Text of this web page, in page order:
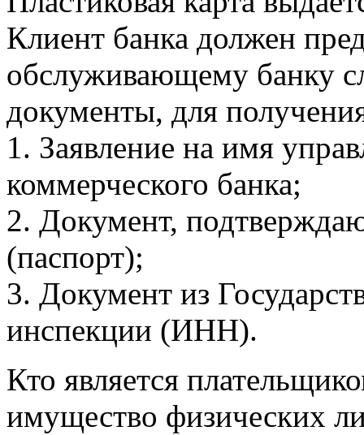
Клиент банка должен
обслуживающему банку
документы, для
1. Заявление на имя
коммерческого банка;
2. Документ,
(паспорт);
3. Документ из
инспекции (ИНН).
Кто является
имущество физических